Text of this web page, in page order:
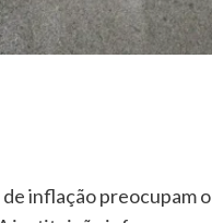
inflação preocupam o